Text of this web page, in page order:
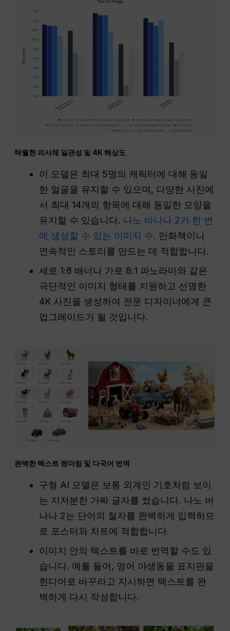
탁월한 피사체 일관성 및 4K 해상도
이 모델은 최대 5명의 캐릭터에 대해 동일
한 얼굴을 유지할 수 있으며, 다양한 사진에
서 최대 14개의 항목에 대해 동일한 모양을
유지할 수 있습니다. 나노 바나나 2가 한 번
에 생성할 수 있는 이미지 수. 만화책이나
연속적인 스토리를 만드는 데 적합합니다.
세로 1:8 배너나 가로 8:1 파노라마와 같은
극단적인 이미지 형태를 지원하고 선명한
4K 사진을 생성하여 전문 디자이너에게 큰
업그레이드가 될 것입니다.
완벽한 텍스트 렌더링 및 다국어 번역
구형 AI 모델은 보통 외계인 기호처럼 보이
는 지저분한 가짜 글자를 썼습니다. 나노 바
나나 2는 단어의 철자를 완벽하게 입력하므
로 포스터와 차트에 적합합니다.
이미지 안의 텍스트를 바로 번역할 수도 있
습니다. 예를 들어, 영어 야생동물 표지판을
힌디어로 바꾸라고 지시하면 텍스트를 완
벽하게 다시 작성합니다.